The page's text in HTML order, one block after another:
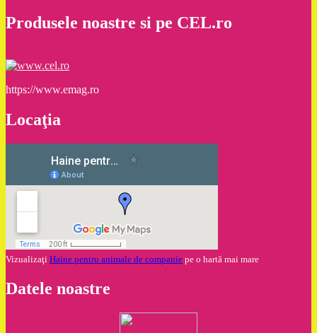
Produsele noastre si pe CEL.ro
https://www.emag.ro
Locaţia
Vizualizaţi Haine pentru animale de companie pe o hartă mai mare
Datele noastre